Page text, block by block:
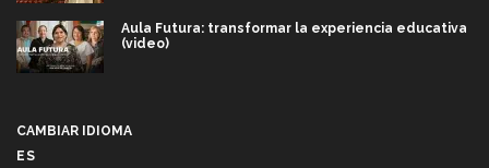
Aula Futura: transformar la experiencia educativa
(video)
CAMBIAR IDIOMA
ES